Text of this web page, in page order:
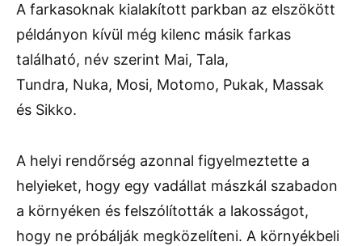
A farkasoknak kialakított parkban az elszökött
példányon kívül még kilenc másik farkas
található, név szerint Mai, Tala,
Tundra, Nuka, Mosi, Motomo, Pukak, Massak
és Sikko.
A helyi rendőrség azonnal figyelmeztette a
helyieket, hogy egy vadállat mászkál szabadon
a környéken és felszólították a lakosságot,
hogy ne próbálják megközelíteni. A környékbeli